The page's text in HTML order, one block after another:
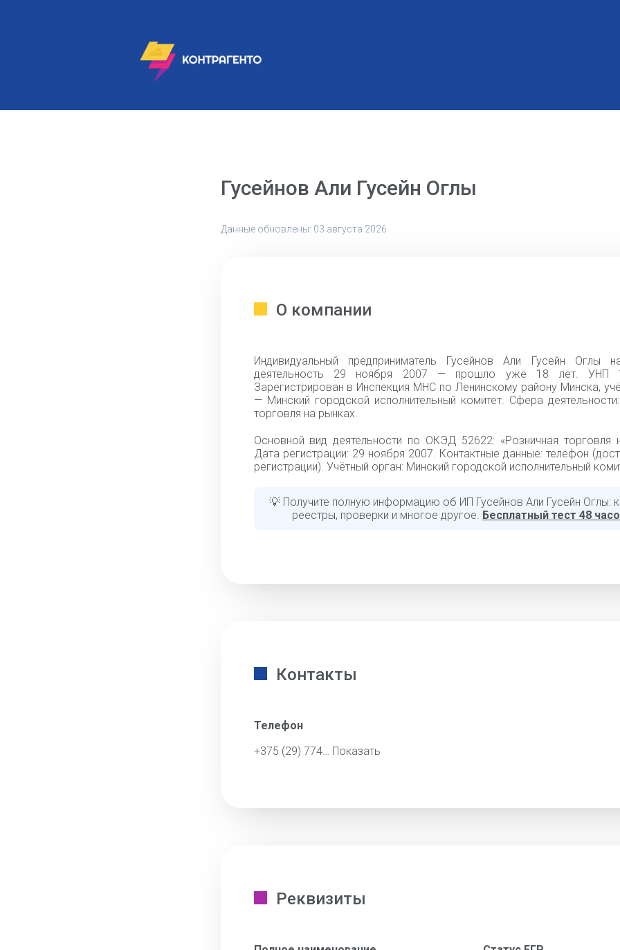
Гусейнов Али Гусейн Оглы
Данные обновлены: 03 августа 2026
О компании
Индивидуальный предприниматель Гусейнов Али Гусейн Оглы
деятельность 29 ноября 2007 — прошло уже 18 лет. УНП
Зарегистрирован в Инспекция МНС по Ленинскому району Минска,
— Минский городской исполнительный комитет. Сфера
торговля на рынках.
Основной вид деятельности по ОКЭД 52622: «Розничная торговля
Дата регистрации: 29 ноября 2007. Контактные данные: телефон
регистрации). Учётный орган: Минский городской исполнительный
💡 Получите полную информацию об ИП Гусейнов Али Гусейн Оглы:
реестры, проверки и многое другое. Бесплатный тест 48
Контакты
Телефон
+375 (29) 774… Показать
Реквизиты